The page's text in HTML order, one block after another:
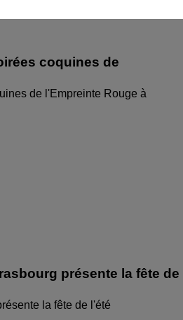
coquines de
de l'Empreinte Rouge à
présente la fête de
la fête de l'été